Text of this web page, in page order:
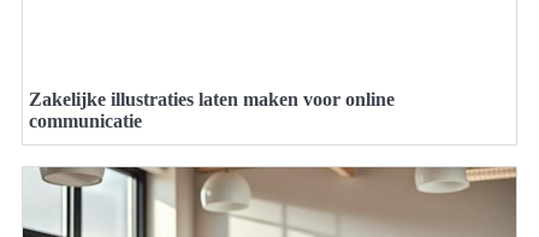
Zakelijke illustraties laten maken voor online
communicatie